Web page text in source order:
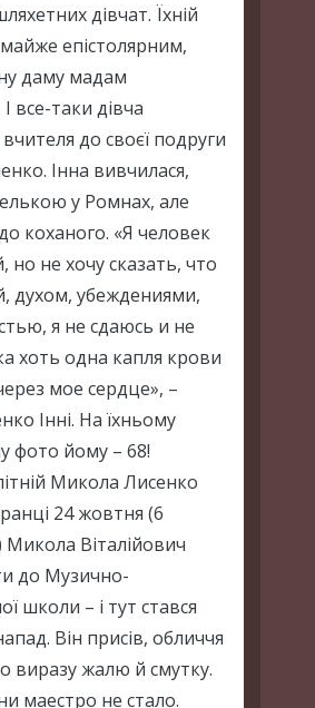
дівчат. Їхній
епістолярним,
даму мадам
все-таки дівча
до своєї подруги
Інна вивчилася,
у Ромнах, але
коханого. «Я человек
но не хочу сказать, что
духом, убеждениями,
я не сдаюсь и не
хоть одна капля крови
мое сердце», –
Інні. На їхньому
фото йому – 68!
Микола Лисенко
24 жовтня (6
Микола Віталійович
до Музично-
школи – і тут стався
Він присів, обличчя
виразу жалю й смутку.
маестро не стало.